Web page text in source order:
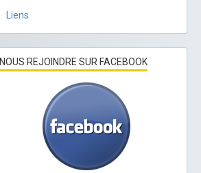
Liens
NOUS REJOINDRE SUR FACEBOOK